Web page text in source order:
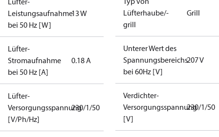
Leistungsaufnahme
bei 50 Hz [W]
13 W
Lüfter-
Stromaufnahme
bei 50 Hz [A]
0.18 A
Lüfter-
Versorgungsspannung
[V/Ph/Hz]
230/1/50
Lüfterhaube/-
grill
Grill
Unterer Wert des
Spannungsbereichs
bei 60Hz [V]
207 V
Verdichter-
Versorgungsspannung
[V]
230/1/50